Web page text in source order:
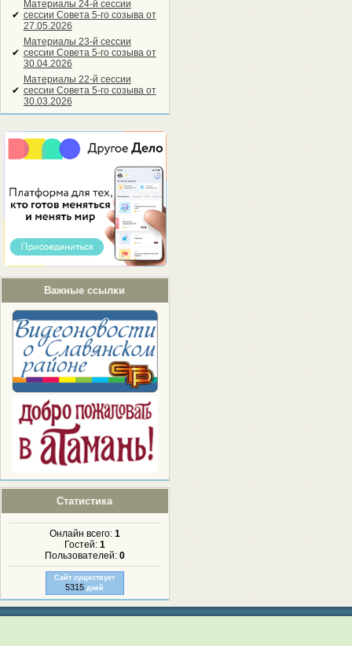
✔
Материалы 24-й сессии
сессии Совета 5-го созыва от
27.05.2026
✔
Материалы 23-й сессии
сессии Совета 5-го созыва от
30.04.2026
✔
Материалы 22-й сессии
сессии Совета 5-го созыва от
30.03.2026
Важные ссылки
Статистика
Онлайн всего: 1
Гостей: 1
Пользователей: 0
Сайт существует
5315 дней